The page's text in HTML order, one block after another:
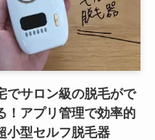
でサロン級の脱毛がで
！アプリ管理で効率的
小型セルフ脱毛器